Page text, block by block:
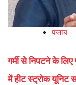
पंजाब
गर्मी से निपटने के
में हीट स्ट्रोक यूनिट